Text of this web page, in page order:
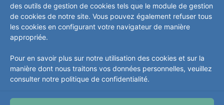
des outils de gestion de cookies tels que le module de gestion
de cookies de notre site. Vous pouvez également refuser tous
les cookies en configurant votre navigateur de manière
appropriée.
Pour en savoir plus sur notre utilisation des cookies et sur la
manière dont nous traitons vos données personnelles, veuillez
consulter notre politique de confidentialité.